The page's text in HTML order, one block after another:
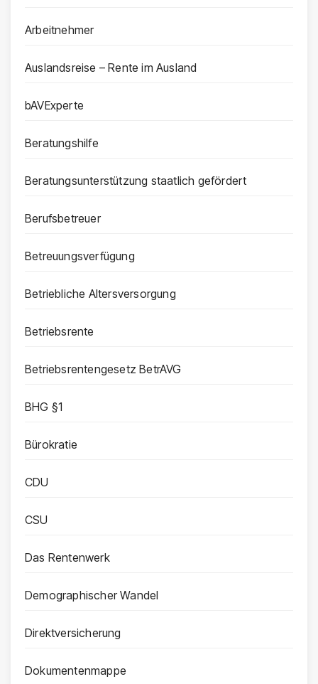
Arbeitnehmer
Auslandsreise – Rente im Ausland
bAVExperte
Beratungshilfe
Beratungsunterstützung staatlich gefördert
Berufsbetreuer
Betreuungsverfügung
Betriebliche Altersversorgung
Betriebsrente
Betriebsrentengesetz BetrAVG
BHG §1
Bürokratie
CDU
CSU
Das Rentenwerk
Demographischer Wandel
Direktversicherung
Dokumentenmappe